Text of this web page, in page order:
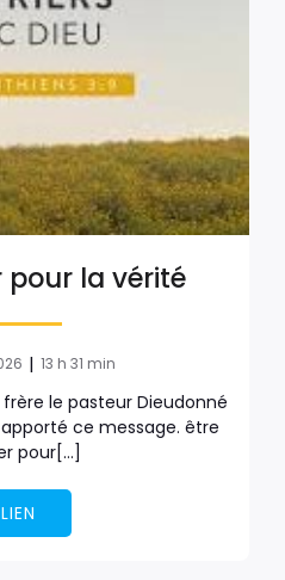
pour la vérité
| 13 h 31 min
frère le pasteur Dieudonné
apporté ce message. être
pour[…]
LIEN